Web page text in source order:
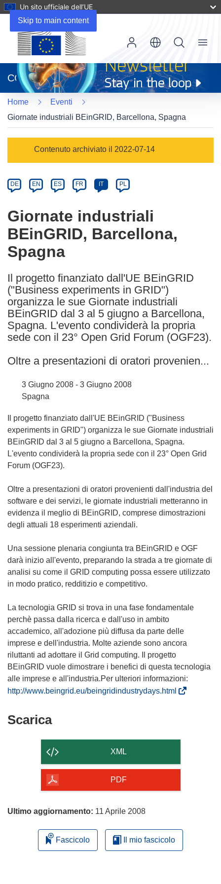
Skip to main content
Un sito ufficiale dell’UE
apre
in
una
nuova
finestra)
CORDIS
Menu
Home
Eventi
Giornate industriali BEinGRID, Barcellona, Spagna
category
Contenuto archiviato il 2022-07-14
Article
available
the
following
languages:
DE EN ES FR IT PL
Giornate industriali
BEinGRID, Barcellona,
Spagna
Il progetto finanziato dall'UE BEinGRID
("Business experiments in GRID")
organizza le sue Giornate industriali
BEinGRID dal 3 al 5 giugno a Barcellona,
Spagna. L'evento condividerà la propria
sede con il 23° Open Grid Forum (OGF23).
Oltre a presentazioni di oratori provenien...
3 Giugno 2008 - 3 Giugno 2008
Spagna
Il progetto finanziato dall'UE BEinGRID ("Business
experiments in GRID") organizza le sue Giornate industriali
BEinGRID dal 3 al 5 giugno a Barcellona, Spagna.
L'evento condividerà la propria sede con il 23° Open Grid
Forum (OGF23).
Oltre a presentazioni di oratori provenienti dall'industria del
software e dei servizi, le giornate industriali metteranno in
evidenza il meglio di BEinGRID, comprese dimostrazioni
degli attuali 18 esperimenti aziendali.
Una sessione plenaria congiunta tra BEinGRID e OGF
darà inizio all'evento, preparando la strada a tre giornate di
analisi su come il GRID computing possa essere utilizzato
in modo pratico, redditizio e competitivo.
La tecnologia GRID si trova in una fase fondamentale
perchè passa dalla ricerca e dall'uso in ambito
accademico, all'adozione più diffusa da parte delle
imprese e dell'industria. Molte aziende sono ancora
riluttanti ad adottare il Grid computing. Il progetto
BEinGRID vuole dimostrare i benefici di questa tecnologia
alle imprese e all'industria.Per ulteriori informazioni:
http://www.beingrid.eu/beingridindustrydays.html
n
ScaricaScarica
contenuto
della
pagina
XML
PDF
Ultimo aggiornamento: 11 Aprile 2008
Fascicolo Il mio fascicolo